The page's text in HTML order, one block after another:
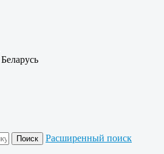
Расширенный поиск